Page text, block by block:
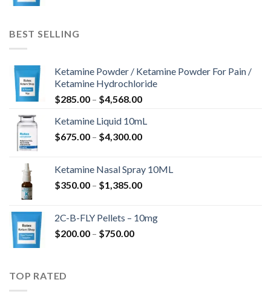
BEST SELLING
Ketamine Powder / Ketamine Powder For Pain /
Ketamine Hydrochloride
$285.00 – $4,568.00Rozpětí
$285.00
až
Ketamine Liquid 10mL
$675.00 – $4,300.00Rozpětí
až
$4,300.00
Ketamine Nasal Spray 10ML
$350.00 – $1,385.00Rozpětí
až
2C-B-FLY Pellets – 10mg
$200.00 – $750.00Rozpětí
TOP RATED